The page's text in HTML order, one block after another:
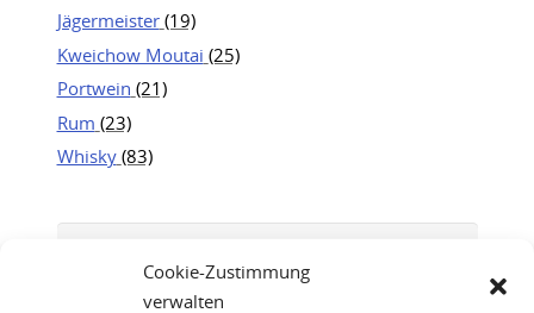
Cookie-Zustimmung
verwalten
Jägermeister (19)
Kweichow Moutai (25)
Portwein (21)
Rum (23)
Whisky (83)